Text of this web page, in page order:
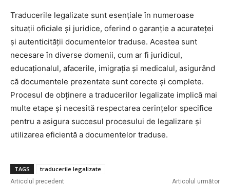
Traducerile legalizate sunt esențiale în numeroase
situații oficiale și juridice, oferind o garanție a acurateței
și autenticității documentelor traduse. Acestea sunt
necesare în diverse domenii, cum ar fi juridicul,
educaționalul, afacerile, imigrația și medicalul, asigurând
că documentele prezentate sunt corecte și complete.
Procesul de obținere a traducerilor legalizate implică mai
multe etape și necesită respectarea cerințelor specifice
pentru a asigura succesul procesului de legalizare și
utilizarea eficientă a documentelor traduse.
TAGS traducerile legalizate
Articolul precedent Articolul următor